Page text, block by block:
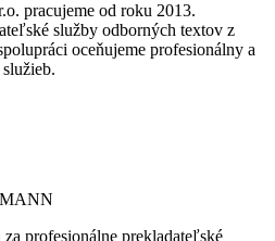
pracujeme od roku 2013.
služby odborných textov z
oceňujeme profesionálny a
profesionálne prekladateľské